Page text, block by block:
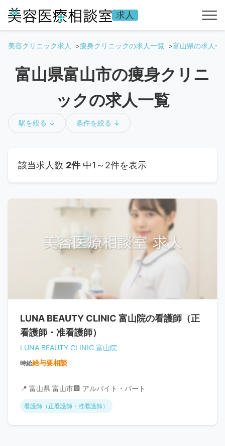
求人
美容クリニック求人 痩身クリニックの求人一覧 富山県の求人一
富山県富山市の痩身クリニ
ックの求人一覧
駅を絞る ↓ 条件を絞る ↓
該当求人数 2件中1～2件を表示
LUNA BEAUTY CLINIC 富山院の看護師（正
看護師・准看護師）
LUNA BEAUTY CLINIC 富山院
時給給与要相談
📍 富山県 富山市🏢 アルバイト・パート
看護師（正看護師・准看護師）